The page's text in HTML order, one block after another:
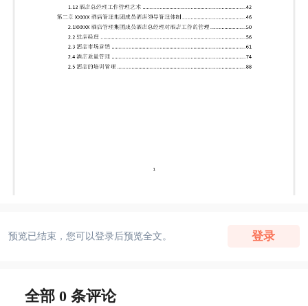
预览已结束，您可以登录后预览全文。 登录
全部 0 条评论